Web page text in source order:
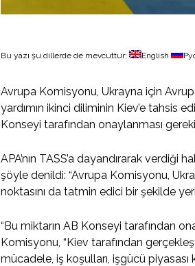
Bu yazı şu dillerde de mevcuttur: English
Avrupa Komisyonu, Ukrayna için
yardımın ikinci diliminin Kiev’e tahsis
Konseyi tarafından onaylanması
APA’nın TASS’a dayandırarak
şöyle denildi: “Avrupa Komisyonu,
noktasını da tatmin edici bir şekilde
“Bu miktarın AB Konseyi tarafından
Komisyonu, “Kiev tarafından
mücadele, iş koşulları, işgücü piyasası